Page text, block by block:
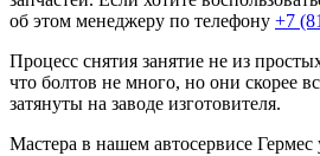
об этом менеджеру по телефону +7
Процесс снятия занятие не из
что болтов не много, но они скорее
затянуты на заводе изготовителя.
Мастера в нашем автосервисе Гермес